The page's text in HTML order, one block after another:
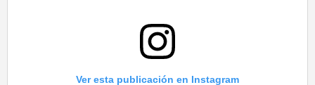
Ver esta publicación en Instagram